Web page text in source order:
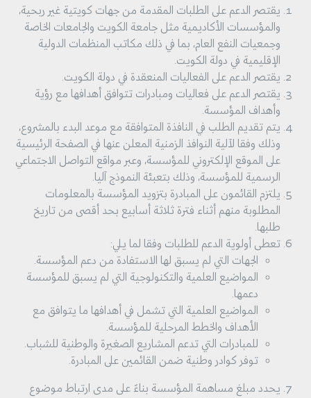
يقتصر الدعم على الطلبات المقدمة من جهات كويتية غير ربحية،
والمؤسسات الأكاديمية مثل جامعة الكويت والجامعات الخاصة
وجمعيات النفع العام، بما في ذلك مكاتب المنظمات الدولية
الإقليمية في دولة الكويت.
يقتصر الدعم على الفعاليات المنعقدة في دولة الكويت.
يقتصر الدعم على فعاليات ومبادرات تتوافق أهدافها مع رؤية
وأهداف المؤسسة.
يتم تقديم الطلب في النافذة المتوافقة مع موعد البدء بالمشروع،
وذلك وفقا لآلية النوافذ الزمنية المعلن عنها في الصفحة الرئيسية
على الموقع الإلكتروني للمؤسسة، وعبر مواقع التواصل الاجتماعي
الرسمية للمؤسسة، وذلك بتعبئة النموذج آليا.
يلتزم القائمون على المبادرة بتزويد المؤسسة بالمعلومات
المطلوبة منهم أثناء فترة ثلاثة أسابيع بحد أقصى من تاريخ
طلبها.
تعطى أولوية الدعم للطلبات وفقا لما يلي:
الجهات التي لم يسبق لها الاستفادة من دعم المؤسسة.
المواضيع العلمية والتكنولوجية التي لم يسبق للمؤسسة
دعمها.
المواضيع العلمية التي تشمل في أهدافها ما يتوافق مع
الأهداف والخطط المرحلية للمؤسسة.
للمبادرات التي تدعم المشاريع الصغيرة والوطنية للشباب.
توفر كوادر وطنية ضمن القائمين على المبادرة.
يحدد مبلغ مساهمة المؤسسة بناءً على مدى ارتباط موضوع